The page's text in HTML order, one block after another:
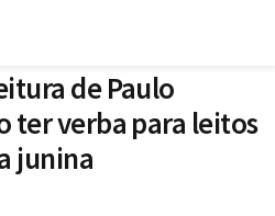
de Paulo
ter verba para leitos
junina